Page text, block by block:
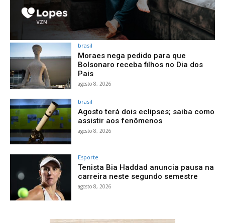
brasil
Moraes nega pedido para que
Bolsonaro receba filhos no Dia dos
Pais
agosto 8, 2026
brasil
Agosto terá dois eclipses; saiba como
assistir aos fenômenos
agosto 8, 2026
Esporte
Tenista Bia Haddad anuncia pausa na
carreira neste segundo semestre
agosto 8, 2026